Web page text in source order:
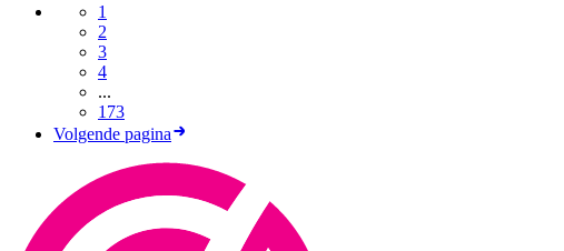
1
2
3
4
...
173
Volgende pagina